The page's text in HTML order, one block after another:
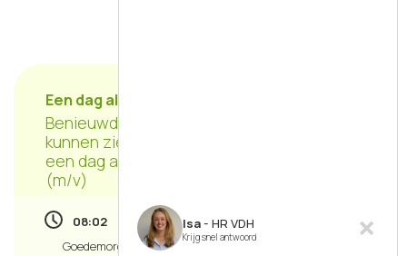
Een dag als
Benieuwd hoe jou dag er bij VDH uit zo
kunnen zien? Dit is een globaal overzicht van
een dag als VDH
(m/v)
08:02
Goedemorgen! Je start de dag met een kop koffie en
Isa- HR VDH
Krijg snel antwoord